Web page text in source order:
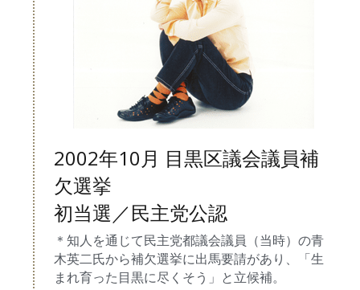
2002年10月 目黒区議会議員補
欠選挙
初当選／民主党公認
＊知人を通じて民主党都議会議員（当時）の青
木英二氏から補欠選挙に出馬要請があり、「生
まれ育った目黒に尽くそう」と立候補。